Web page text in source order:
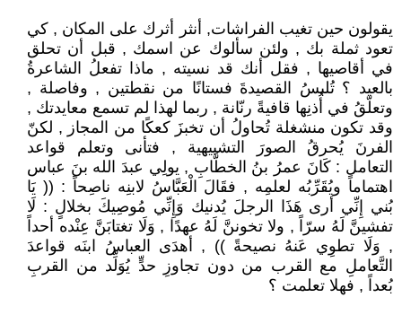
يقولون حين تغيب الفراشات, أنثر أثرك على المكان , كي
تعود ثملة بك , ولئن سألوك عن اسمك , قبل أن تحلق
في أقاصيها , فقل أنك قد نسيته , ماذا تفعلُ الشاعرةُ
بالعيد ؟ تُلبسُ القصيدةَ فستانًا من نقطتين , وفاصلة ,
وتعلّقُ في أُذنِها قافيةً رنّانة , ربما لهذا لم تسمع معايدتك ,
وقد تكون منشغلة تُحاولُ أن تخبزَ كعكًا من المجاز , لكنّ
الفرنَ يُحرقُ الصورَ التشبيهية , فتأنى وتعلم قواعد
التعامل : كَانَ عمرُ بنُ الخطَّابِ , يولِي عبدَ الله بنَ عباس
اهتماماً ويُقَرِّبُه لعلمِه , فقَالَ الْعَبَّاسُ لابنِه ناصِحاً : (( يَا
بُني إِنِّي أرى هَذَا الرجلَ يُدنيك وَإِنِّي مُوصِيكَ بخلالٍ : لَا
تفشينَّ لَهُ سرّاً , ولا تخوننَّ لَهُ عهدًا , وَلَا تغتابَنَّ عِنْده أحداً
, وَلَا تطوِي عَنهُ نصيحةً )) , أهدَى العباسُ ابنَه قواعدَ
التَّعاملِ مع القرب من دون تجاوزِ حدٍّ يُوَلِّد من القربِ
بُعداً , فهلا تعلمت ؟